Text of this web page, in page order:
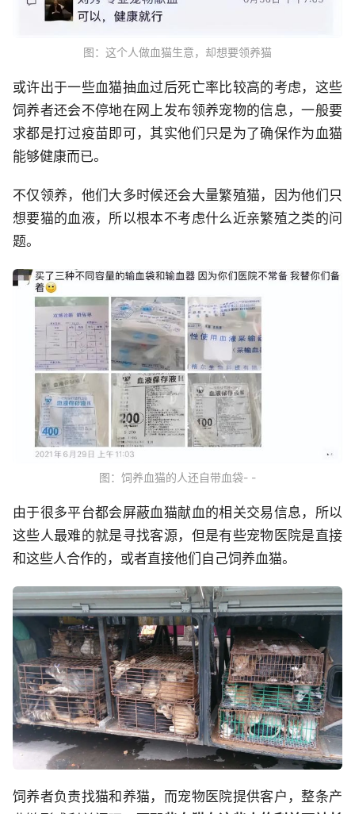
图：这个人做血猫生意，却想要领养猫
或许出于一些血猫抽血过后死亡率比较高的考虑，这些
饲养者还会不停地在网上发布领养宠物的信息，一般要
求都是打过疫苗即可，其实他们只是为了确保作为血猫
能够健康而已。
不仅领养，他们大多时候还会大量繁殖猫，因为他们只
想要猫的血液，所以根本不考虑什么近亲繁殖之类的问
题。
图：饲养血猫的人还自带血袋- -
由于很多平台都会屏蔽血猫献血的相关交易信息，所以
这些人最难的就是寻找客源，但是有些宠物医院是直接
和这些人合作的，或者直接他们自己饲养血猫。
饲养者负责找猫和养猫，而宠物医院提供客户，整条产